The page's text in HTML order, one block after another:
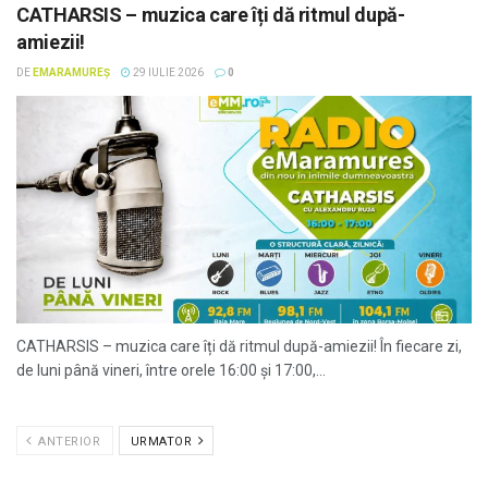
CATHARSIS – muzica care îți dă ritmul după-
amiezii!
DE EMARAMUREȘ 29 IULIE 2026 0
CATHARSIS – muzica care îți dă ritmul după-amiezii! În fiecare zi,
de luni până vineri, între orele 16:00 și 17:00,...
ANTERIOR URMATOR